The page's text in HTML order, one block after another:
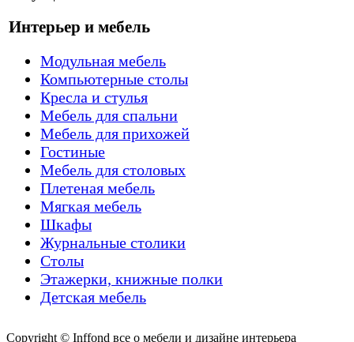
Интерьер и мебель
Модульная мебель
Компьютерные столы
Кресла и стулья
Мебель для спальни
Мебель для прихожей
Гостиные
Мебель для столовых
Плетеная мебель
Мягкая мебель
Шкафы
Журнальные столики
Столы
Этажерки, книжные полки
Детская мебель
Copyright © Inffond все о мебели и дизайне интерьера